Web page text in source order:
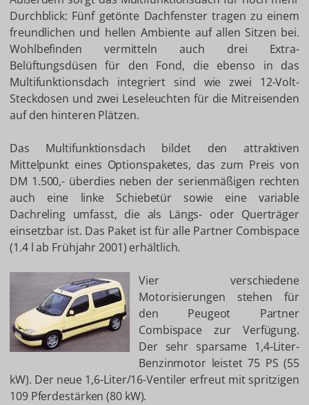
Durchblick: Fünf getönte Dachfenster tragen zu einem
freundlichen und hellen Ambiente auf allen Sitzen bei.
Wohlbefinden vermitteln auch drei Extra-
Belüftungsdüsen für den Fond, die ebenso in das
Multifunktionsdach integriert sind wie zwei 12-Volt-
Steckdosen und zwei Leseleuchten für die Mitreisenden
auf den hinteren Plätzen.
Das Multifunktionsdach bildet den attraktiven
Mittelpunkt eines Optionspaketes, das zum Preis von
DM 1.500,- überdies neben der serienmäßigen rechten
auch eine linke Schiebetür sowie eine variable
Dachreling umfasst, die als Längs- oder Querträger
einsetzbar ist. Das Paket ist für alle Partner Combispace
(1.4 l ab Frühjahr 2001) erhältlich.
Vier verschiedene
Motorisierungen stehen für
den Peugeot Partner
Combispace zur Verfügung.
Der sehr sparsame 1,4-Liter-
Benzinmotor leistet 75 PS (55
kW). Der neue 1,6-Liter/16-Ventiler erfreut mit spritzigen
109 Pferdestärken (80 kW).